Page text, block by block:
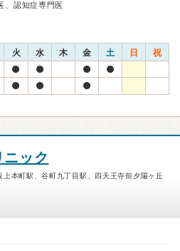
、認知症専門医
火 水 木 金 土 日 祝
ック
本町駅、谷町九丁目駅、四天王寺前夕陽ヶ丘